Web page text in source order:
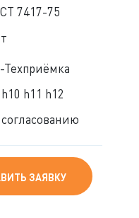
7417-75
Техприёмка
h11 h12
ЗАЯВКУ